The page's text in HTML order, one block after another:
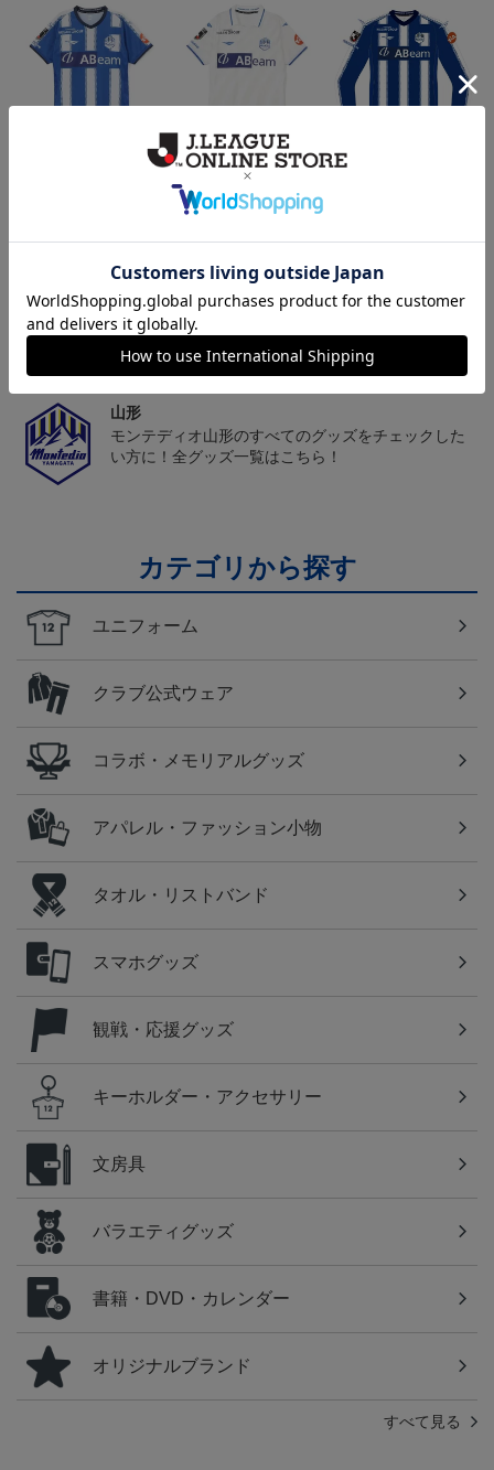
26/27オーセンティックユ
26/27オーセンティックユ
ニフォーム半袖（FP2n
d）
18,700円～23,760円
26/27オーセンティックユ
トピックス
山形
チームマスコット「ディーオ」グッズは、サポータ
ーやファン必見！
山形
モンテディオ山形のすべてのグッズをチェックした
い方に！全グッズ一覧はこちら！
カテゴリから探す
ユニフォーム
クラブ公式ウェア
コラボ・メモリアルグッズ
アパレル・ファッション小物
タオル・リストバンド
スマホグッズ
観戦・応援グッズ
キーホルダー・アクセサリー
文房具
バラエティグッズ
書籍・DVD・カレンダー
オリジナルブランド
すべて見る